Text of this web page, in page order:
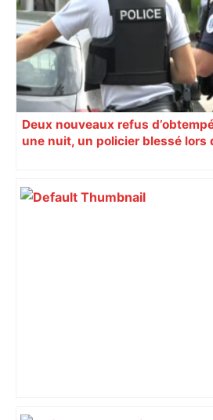
samedi, 113 vaches abattues
– ladepeche.fr
Deux nouveaux refus
une nuit, un policier blessé lors